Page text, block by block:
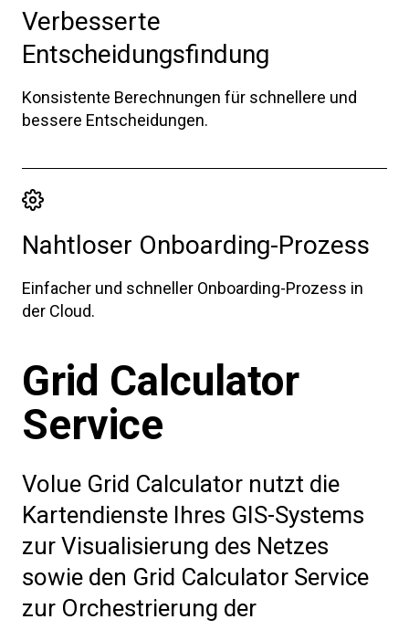
Verbesserte
Entscheidungsfindung
Konsistente Berechnungen für schnellere und
bessere Entscheidungen.
Nahtloser Onboarding-Prozess
Einfacher und schneller Onboarding-Prozess in
der Cloud.
Grid Calculator
Service
Volue Grid Calculator nutzt die
Kartendienste Ihres GIS-Systems
zur Visualisierung des Netzes
sowie den Grid Calculator Service
zur Orchestrierung der